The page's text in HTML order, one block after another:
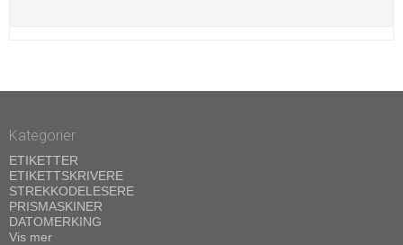
Kategorier
ETIKETTER
ETIKETTSKRIVERE
STREKKODELESERE
PRISMASKINER
DATOMERKING
Vis mer